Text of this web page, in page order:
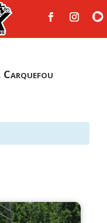
Carquefou